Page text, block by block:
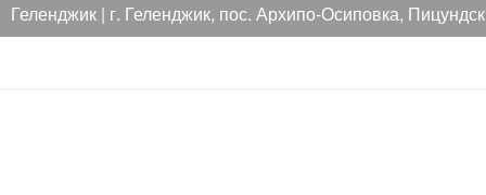
Геленджик | г. Геленджик, пос. Архипо-Осиповка,